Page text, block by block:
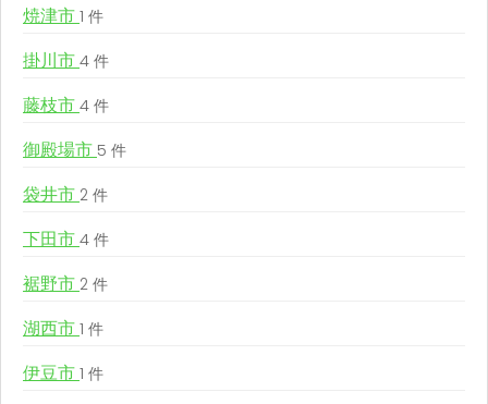
焼津市 1 件
掛川市 4 件
藤枝市 4 件
御殿場市 5 件
袋井市 2 件
下田市 4 件
裾野市 2 件
湖西市 1 件
伊豆市 1 件